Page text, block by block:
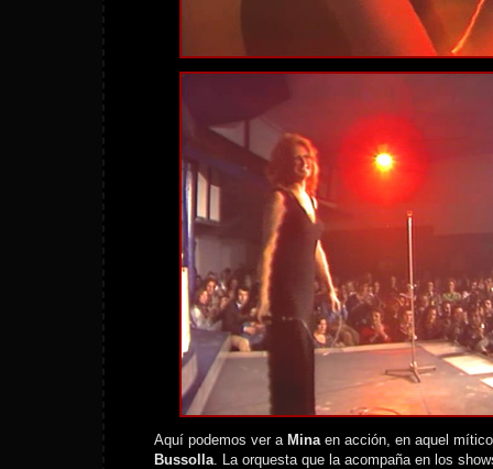
Aquí podemos ver a Minaen acción, en aquel
Bussolla. La orquesta que la acompaña en los